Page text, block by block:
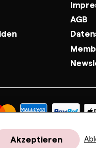
AGB
Akzeptieren